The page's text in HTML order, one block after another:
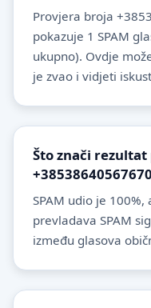
Provjera broja
pokazuje 1 SPAM
ukupno). Ovdje
je zvao i vidjeti
Što znači
SPAM udio je 100%,
prevladava SPAM
između glasova